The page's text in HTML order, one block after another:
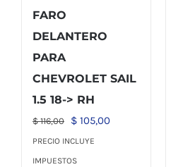
FARO
DELANTERO
PARA
CHEVROLET SAIL
1.5 18-> RH
$116,00
El
precio
original
$ 105,00El
PRECIO INCLUYE
IMPUESTOS